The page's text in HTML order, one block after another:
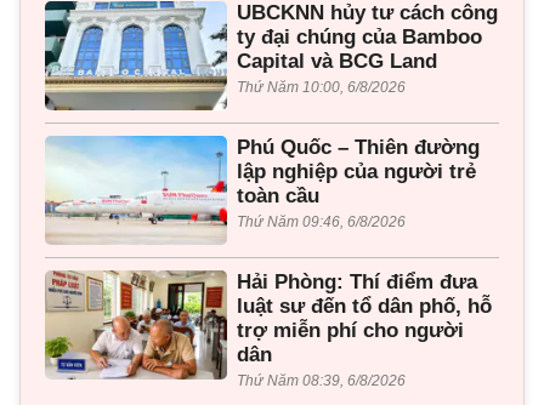
UBCKNN hủy tư cách công
ty đại chúng của Bamboo
Capital và BCG Land
Thứ Năm 10:00, 6/8/2026
Phú Quốc – Thiên đường
lập nghiệp của người trẻ
toàn cầu
Thứ Năm 09:46, 6/8/2026
Hải Phòng: Thí điểm đưa
luật sư đến tổ dân phố, hỗ
trợ miễn phí cho người
dân
Thứ Năm 08:39, 6/8/2026